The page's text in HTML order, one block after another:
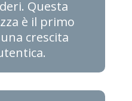
Questa
è il primo
crescita